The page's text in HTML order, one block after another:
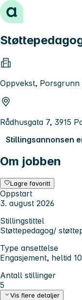
Hopp til innhold
Oppvekst, Porsgrunn
Rådhusgata 7, 3915
Stillingsannonsen
Om jobben
Lagre favoritt
Oppstart
3. august 2026
Stillingstittel
Støttepedagog/
Type ansettelse
Engasjement, heltid
Antall stillinger
5
Vis flere detaljer